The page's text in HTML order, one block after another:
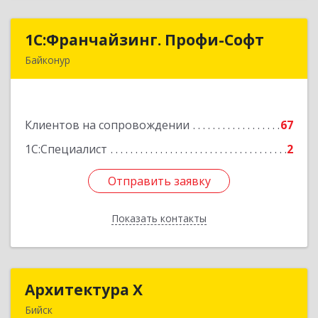
1С:Франчайзинг. Профи-Софт
Байконур
Клиентов на сопровождении
67
1С:Специалист
2
Отправить заявку
Показать контакты
1С:Франчайзинг. Профи-Софт
Подробнее
Отправить заявку
Назад
Архитектура Х
Бийск